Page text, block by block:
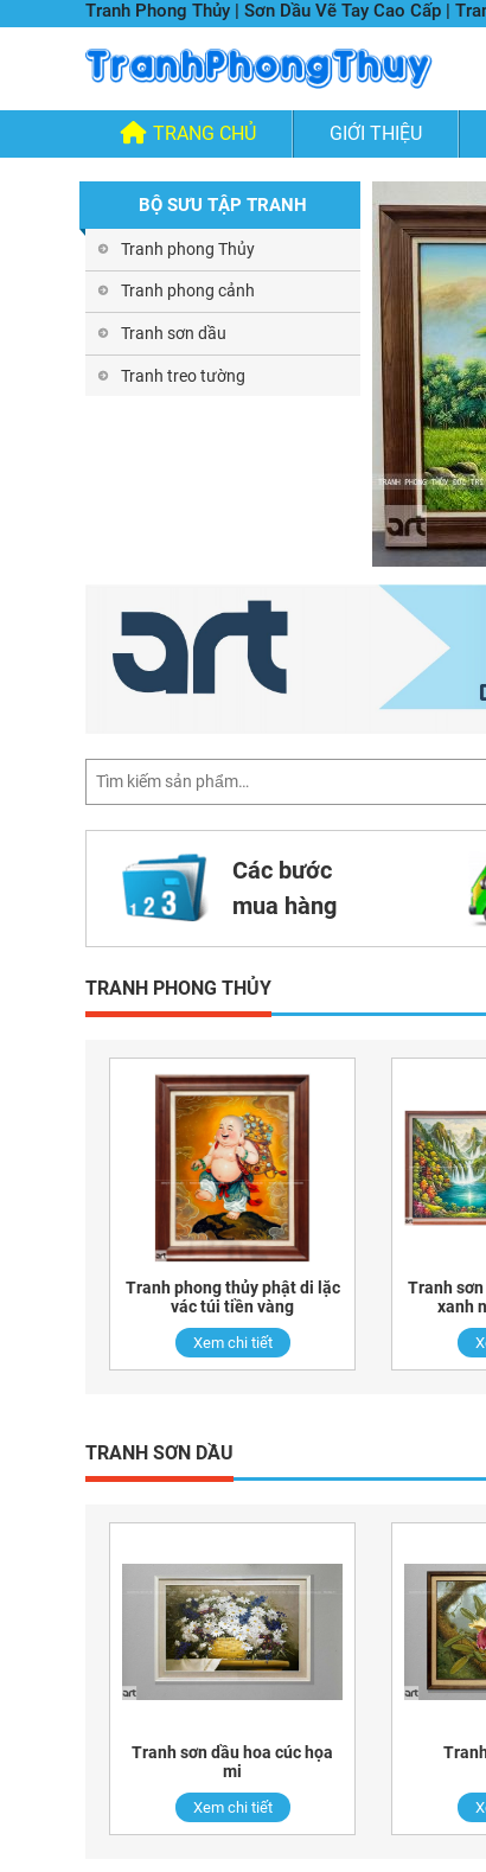
Tranh Phong Thủy | Sơn Dầu Vẽ Tay Cao Cấp |
TRANG CHỦ GIỚI THIỆU
BỘ SƯU TẬP TRANH
Tranh phong Thủy
Tranh phong cảnh
Tranh sơn dầu
Tranh treo tường
Các bước
mua hàng
TRANH PHONG THỦY
Tranh phong thủy phật di lặc
vác túi tiền vàng
Xem chi tiết
Tranh
xanh
TRANH SƠN DẦU
Tranh sơn dầu hoa cúc họa
mi
Xem chi tiết